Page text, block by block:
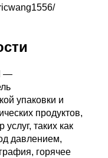
—
упаковки и
продуктов,
таких как
давлением,
горячее